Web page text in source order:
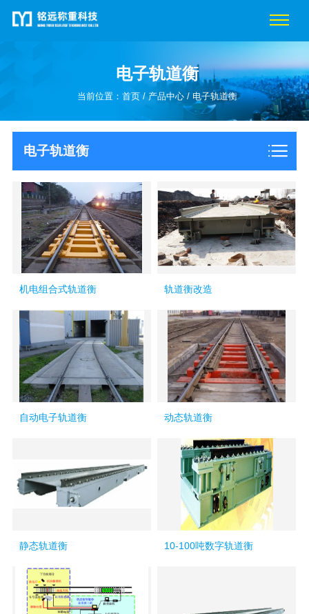
电子轨道衡
当前位置：首页 / 产品中心/电子轨道衡
电子轨道衡
机电组合式轨道衡 轨道衡改造
自动电子轨道衡 动态轨道衡
静态轨道衡 10-100吨数字轨道衡